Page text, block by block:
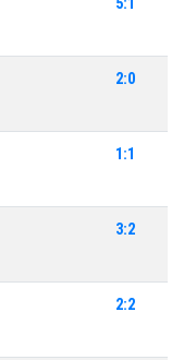
2:0
1:1
3:2
2:2